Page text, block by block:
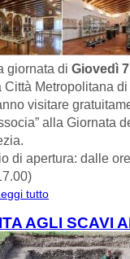
giornata diGiovedì
Città Metropolitana
visitare
alla Giornata
di apertura: dalle
tutto
AGLI SCAVI